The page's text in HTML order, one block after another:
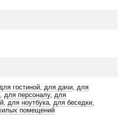
гостиной, для дачи, для
, для персоналу, для
, для ноутбука, для беседки,
помещений